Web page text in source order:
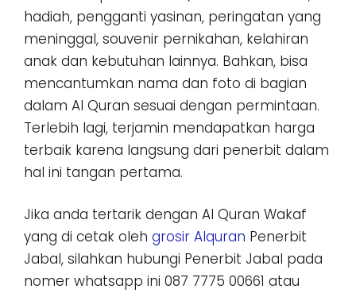
hadiah, pengganti yasinan, peringatan yang
meninggal, souvenir pernikahan, kelahiran
anak dan kebutuhan lainnya. Bahkan, bisa
mencantumkan nama dan foto di bagian
dalam Al Quran sesuai dengan permintaan.
Terlebih lagi, terjamin mendapatkan harga
terbaik karena langsung dari penerbit dalam
hal ini tangan pertama.
Jika anda tertarik dengan Al Quran Wakaf
yang di cetak oleh grosir Alquran Penerbit
Jabal, silahkan hubungi Penerbit Jabal pada
nomer whatsapp ini 087 7775 00661 atau